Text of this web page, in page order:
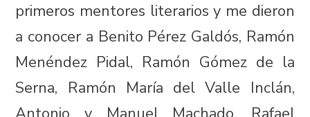
primeros mentores literarios y me dieron
a conocer a Benito Pérez Galdós, Ramón
Menéndez Pidal, Ramón Gómez de la
Serna, Ramón María del Valle Inclán,